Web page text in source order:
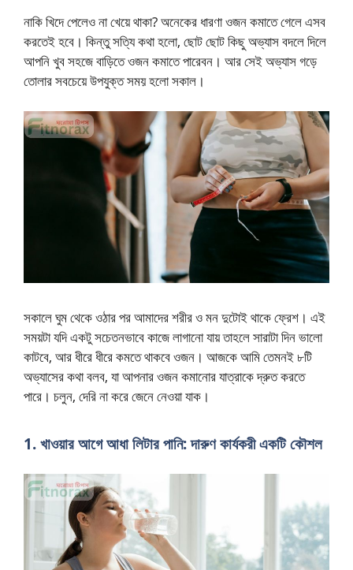
নাকি খিদে পেলেও না খেয়ে থাকা? অনেকের ধারণা ওজন কমাতে গেলে এসব
করতেই হবে। কিন্তু সত্যি কথা হলো, ছোট ছোট কিছু অভ্যাস বদলে দিলে
আপনি খুব সহজে বাড়িতে ওজন কমাতে পারেবন। আর সেই অভ্যাস গড়ে
তোলার সবচেয়ে উপযুক্ত সময় হলো সকাল।
সকালে ঘুম থেকে ওঠার পর আমাদের শরীর ও মন দুটোই থাকে ফ্রেশ। এই
সময়টা যদি একটু সচেতনভাবে কাজে লাগানো যায় তাহলে সারাটা দিন ভালো
কাটবে, আর ধীরে ধীরে কমতে থাকবে ওজন। আজকে আমি তেমনই ৮টি
অভ্যাসের কথা বলব, যা আপনার ওজন কমানোর যাত্রাকে দ্রুত করতে
পারে। চলুন, দেরি না করে জেনে নেওয়া যাক।
1. খাওয়ার আগে আধা লিটার পানি: দারুণ কার্যকরী একটি কৌশল